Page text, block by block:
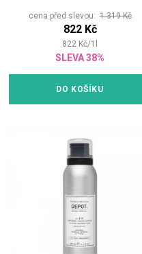
cena před slevou:1 319 Kč
822 Kč
822 Kč/1
SLEVA 38%
DO KOŠÍKU